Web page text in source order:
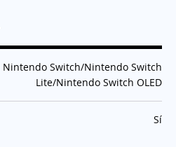
:Nintendo Switch/Nintendo Switch
Lite/Nintendo Switch OLED
:Sí